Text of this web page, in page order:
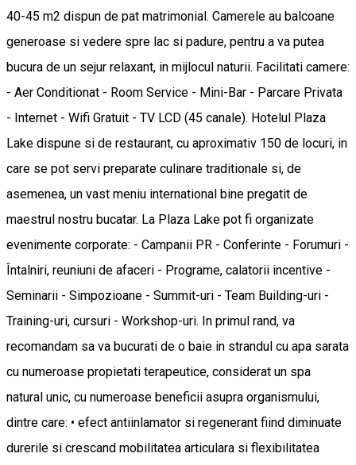
40-45 m2 dispun de pat matrimonial. Camerele au balcoane
generoase si vedere spre lac si padure, pentru a va putea
bucura de un sejur relaxant, in mijlocul naturii. Facilitati camere:
- Aer Conditionat - Room Service - Mini-Bar - Parcare Privata
- Internet - Wifi Gratuit - TV LCD (45 canale). Hotelul Plaza
Lake dispune si de restaurant, cu aproximativ 150 de locuri, in
care se pot servi preparate culinare traditionale si, de
asemenea, un vast meniu international bine pregatit de
maestrul nostru bucatar. La Plaza Lake pot fi organizate
evenimente corporate: - Campanii PR - Conferinte - Forumuri -
Întalniri, reuniuni de afaceri - Programe, calatorii incentive -
Seminarii - Simpozioane - Summit-uri - Team Building-uri -
Training-uri, cursuri - Workshop-uri. In primul rand, va
recomandam sa va bucurati de o baie in strandul cu apa sarata
cu numeroase propietati terapeutice, considerat un spa
natural unic, cu numeroase beneficii asupra organismului,
dintre care: • efect antiinlamator si regenerant fiind diminuate
durerile si crescand mobilitatea articulara si flexibilitatea